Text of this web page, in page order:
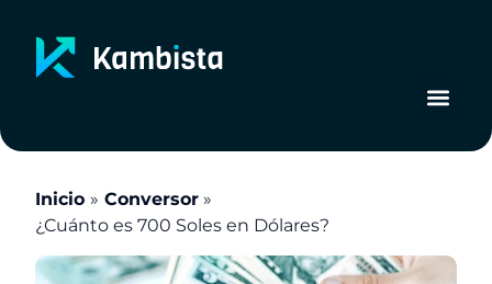
contenido
Inicio
Conversor
¿Cuánto es 700 Soles en Dólares?